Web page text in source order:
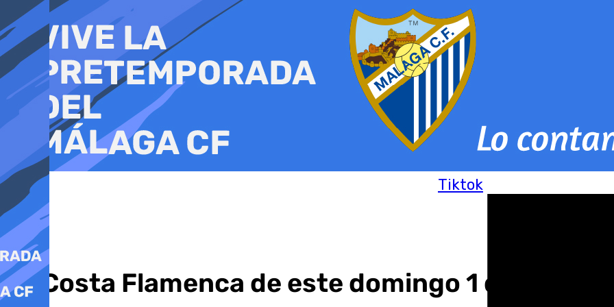
al
contenido
Tiktok
La Costa Flamenca de este domingo 1 de